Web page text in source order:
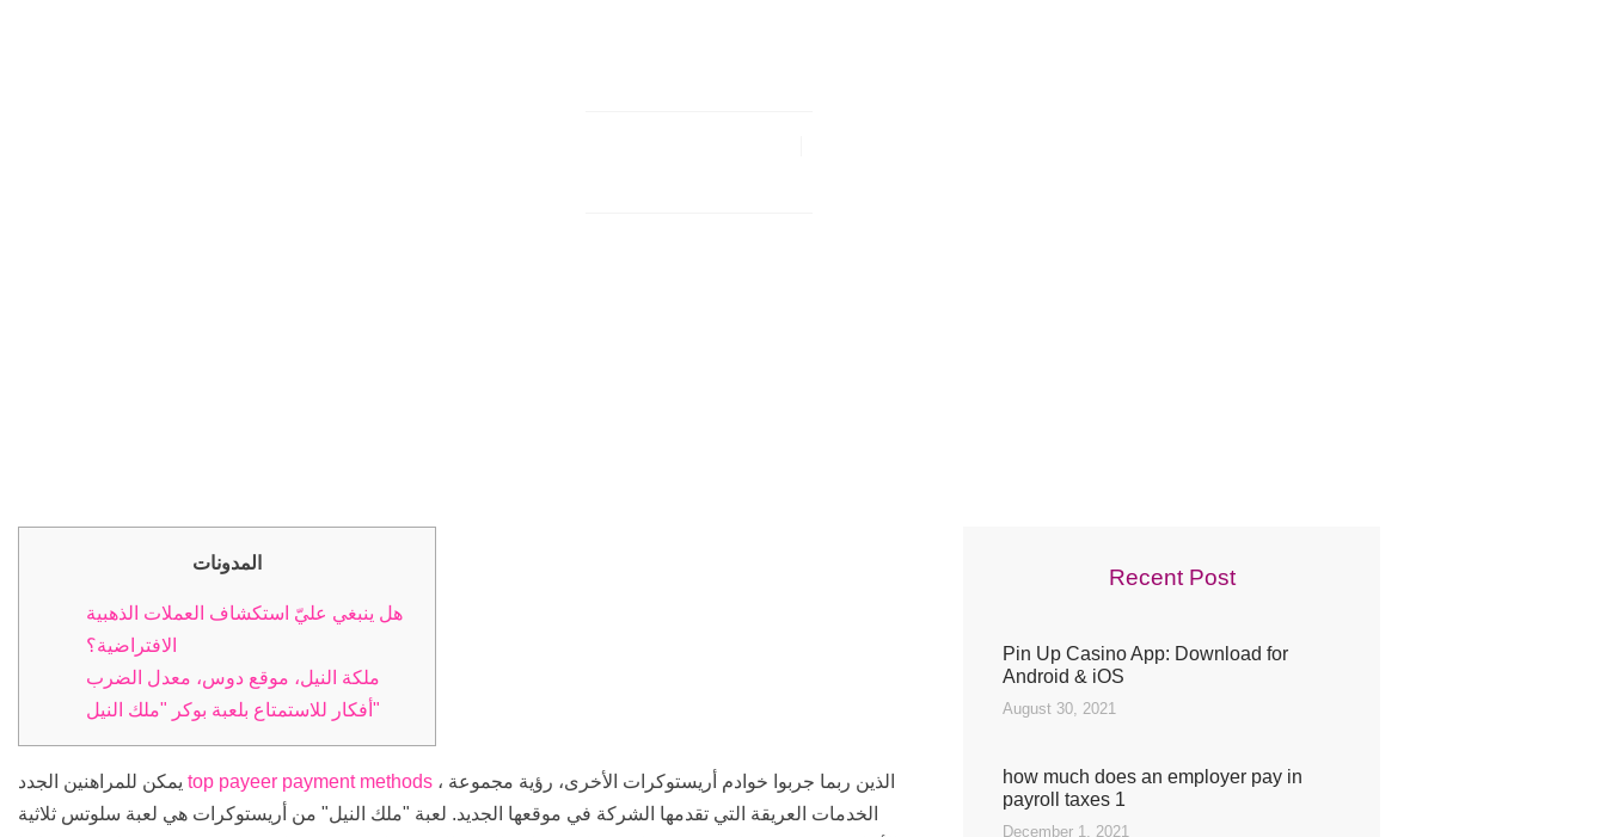
المدونات
هل ينبغي عليّ استكشاف العملات الذهبية
الافتراضية؟
ملكة النيل، موقع دوس، معدل الضرب
أفكار للاستمتاع بلعبة بوكر "ملك النيل"
top payeer payment methods ، الذين ربما جربوا خوادم أريستوكرات الأخرى، رؤية مجموعة
الخدمات العريقة التي تقدمها الشركة في موقعها الجديد. لعبة "ملك النيل" من أريستوكرات هي لعبة سلوتس ثلاثية
Recent Post
Pin Up Casino App: Download for
Android & iOS
August 30, 2021
how much does an employer pay in
payroll taxes 1
December 1, 2021